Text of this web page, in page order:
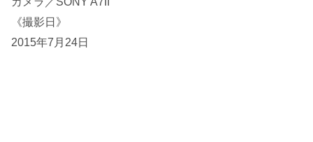
《撮影日》
2015年7月24日